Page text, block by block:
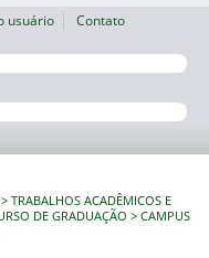
usuário
Contato
TRABALHOS ACADÊMICOS E
DE GRADUAÇÃO
CAMPUS